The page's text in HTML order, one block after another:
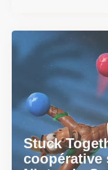
Stuck
coopérative